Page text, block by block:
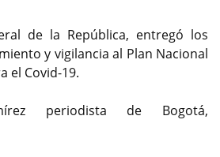
de la República, entregó los
y vigilancia al Plan Nacional
el Covid-19.
periodista de Bogotá,